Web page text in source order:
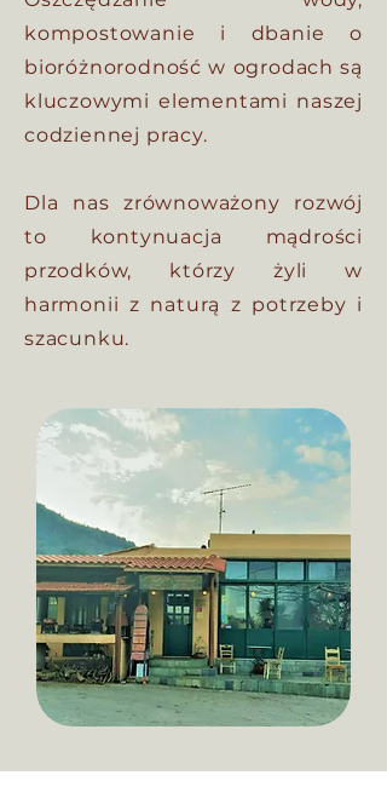
kompostowanie i dbanie o
bioróżnorodność w ogrodach są
kluczowymi elementami naszej
codziennej pracy.
Dla nas zrównoważony rozwój
to kontynuacja mądrości
przodków, którzy żyli w
harmonii z naturą z potrzeby i
szacunku.